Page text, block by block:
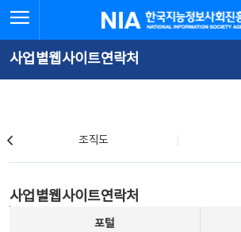
문
로
가
체
뉴
바
가
한국지능정보사회진흥원
사업별웹사이트연락처
조직도
사업별웹사이트연락처
포털